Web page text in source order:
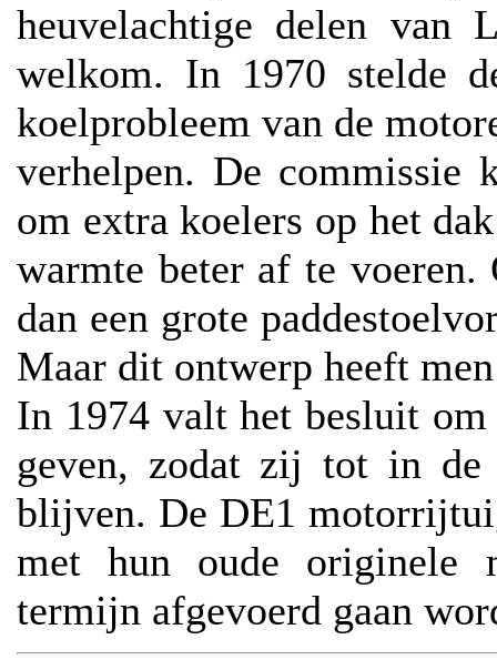
heuvelachtige delen van
welkom. In 1970 stelde
koelprobleem van de
verhelpen. De commissie
om extra koelers op het
warmte beter af te
dan een grote
Maar dit ontwerp heeft
In 1974 valt het besluit om
geven, zodat zij tot in de
blijven. De DE1
met hun oude originele
termijn afgevoerd gaan